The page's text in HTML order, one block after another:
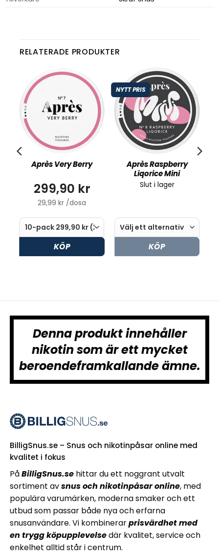
RELATERADE PRODUKTER
Après Very Berry
299,90 kr
29,99 kr /dosa
KÖP
NYTT PRIS
Après Raspberry
Liqorice Mini
Slut i lager
KÖP
Denna produkt innehåller
nikotin som är ett mycket
beroendeframkallande ämne.
BilligSnus.se – Snus och nikotinpåsar online med
kvalitet i fokus
PåBilligSnus.sehittar du ett noggrant utvalt
sortiment avsnus och nikotinpåsar online, med
populära varumärken, moderna smaker och ett
utbud som passar både nya och erfarna
snusanvändare. Vi kombinerarprisvärdhet med
en trygg köpupplevelsedär kvalitet, service och
enkelhet alltid står i centrum.